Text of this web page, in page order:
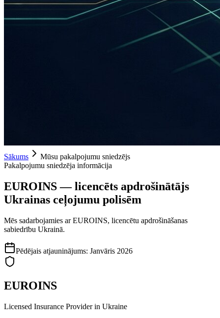
Sākums
Mūsu pakalpojumu sniedzējs
Pakalpojumu sniedzēja informācija
EUROINS — licencēts apdrošinātājs
Ukrainas ceļojumu polisēm
Mēs sadarbojamies ar EUROINS, licencētu apdrošināšanas
sabiedrību Ukrainā.
Pēdējais atjauninājums: Janvāris 2026
EUROINS
Licensed Insurance Provider in Ukraine